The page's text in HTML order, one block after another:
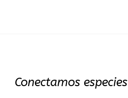
Conectamos especies